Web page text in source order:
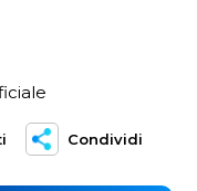
Condividi